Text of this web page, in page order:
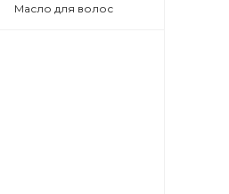
Масло для волос